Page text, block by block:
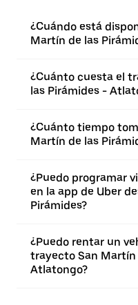
¿Cuándo está
Martín de las
¿Cuánto cuesta el
las Pirámides -
¿Cuánto tiempo
Martín de las
¿Puedo programar
en la app de Uber
Pirámides?
¿Puedo rentar un
trayecto San Martín
Atlatongo?